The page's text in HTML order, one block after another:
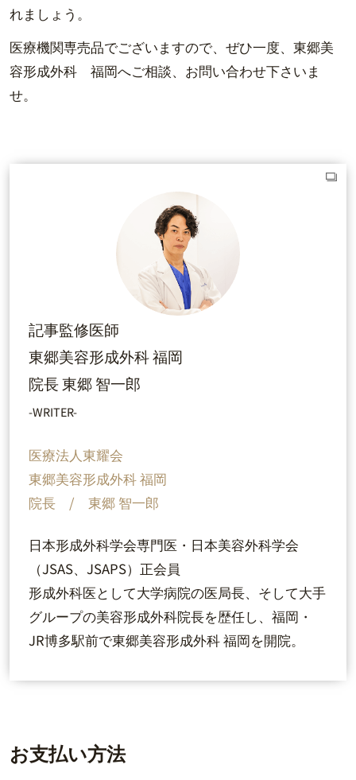
れましょう。
医療機関専売品でございますので、ぜひ一度、東郷美
容形成外科 福岡へご相談、お問い合わせ下さいま
せ。
記事監修医師
東郷美容形成外科 福岡
院長 東郷 智一郎
-WRITER-
医療法人東耀会
東郷美容形成外科 福岡
院長 / 東郷 智一郎
日本形成外科学会専門医・日本美容外科学会
（JSAS、JSAPS）正会員
形成外科医として大学病院の医局長、そして大手
グループの美容形成外科院長を歴任し、福岡・
JR博多駅前で東郷美容形成外科 福岡を開院。
お支払い方法